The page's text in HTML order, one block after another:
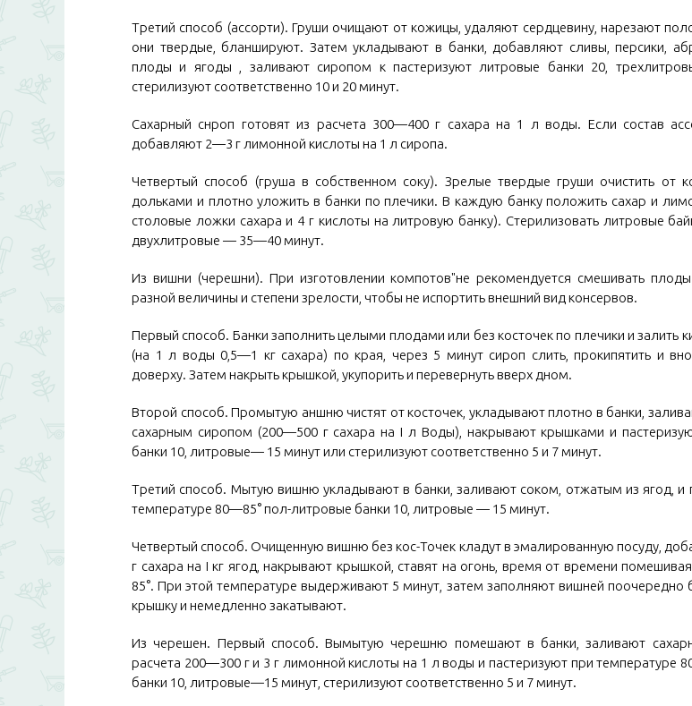
Третий способ (ассорти). Груши очищают от кожицы, удаляют сердцевину, нарезают
они твердые, бланшируют. Затем укладывают в банки, добавляют сливы, персики,
плоды и ягоды , заливают сиропом к пастеризуют литровые банки 20,
стерилизуют соответственно 10 и 20 минут.
Сахарный снроп готовят из расчета 300—400 г сахара на 1 л воды. Если состав
добавляют 2—3 г лимонной кислоты на 1 л сиропа.
Четвертый способ (груша в собственном соку). Зрелые твердые груши очистить от
дольками и плотно уложить в банки по плечики. В каждую банку положить сахар и
столовые ложки сахара и 4 г кислоты на литровую банку). Стерилизовать литровые
двухлитровые — 35—40 минут.
Из вишни (черешни). При изготовлении компотов"не рекомендуется смешивать плоды
разной величины и степени зрелости, чтобы не испортить внешний вид консервов.
Первый способ. Банки заполнить целыми плодами или без косточек по плечики и залить
(на 1 л воды 0,5—1 кг сахара) по края, через 5 минут сироп слить, прокипятить и
доверху. Затем накрыть крышкой, укупорить и перевернуть вверх дном.
Второй способ. Промытую аншню чистят от косточек, укладывают плотно в банки,
сахарным сиропом (200—500 г сахара на I л Воды), накрывают крышками и
банки 10, литровые— 15 минут или стерилизуют соответственно 5 и 7 минут.
Третий способ. Мытую вишню укладывают в банки, заливают соком, отжатым из ягод, и
температуре 80—85° пол-литровые банки 10, литровые — 15 минут.
Четвертый способ. Очищенную вишню без кос-Точек кладут в эмалированную посуду,
г сахара на I кг ягод, накрывают крышкой, ставят на огонь, время от времени
85°. При этой температуре выдерживают 5 минут, затем заполняют вишней поочередно
крышку и немедленно закатывают.
Из черешен. Первый способ. Вымытую черешню помешают в банки, заливают
расчета 200—300 г и 3 г лимонной кислоты на 1 л воды и пастеризуют при температуре
банки 10, литровые—15 минут, стерилизуют соответственно 5 и 7 минут.